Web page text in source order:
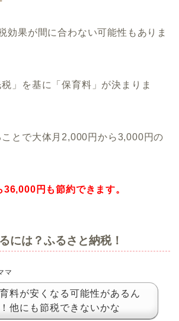
効果が間に合わない可能性もありま
」を基に「保育料」が決まりま
とで大体月2,000円から3,000円の
円も節約できます。
には？ふるさと納税！
マ
料が安くなる可能性があるん
他にも節税できないかな